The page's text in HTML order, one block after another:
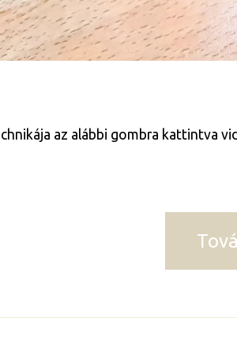
az alábbi gombra